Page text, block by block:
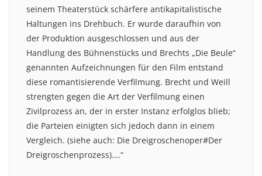
seinem Theaterstück schärfere antikapitalistische
Haltungen ins Drehbuch. Er wurde daraufhin von
der Produktion ausgeschlossen und aus der
Handlung des Bühnenstücks und Brechts „Die Beule“
genannten Aufzeichnungen für den Film entstand
diese romantisierende Verfilmung. Brecht und Weill
strengten gegen die Art der Verfilmung einen
Zivilprozess an, der in erster Instanz erfolglos blieb;
die Parteien einigten sich jedoch dann in einem
Vergleich. (siehe auch: Die Dreigroschenoper#Der
Dreigroschenprozess)….“